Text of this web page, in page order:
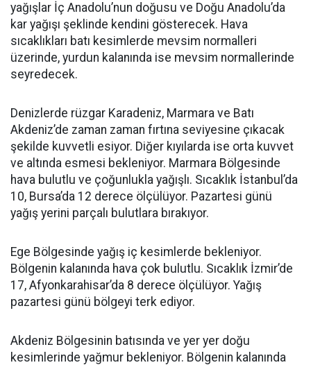
yağışlar İç Anadolu’nun doğusu ve Doğu Anadolu’da
kar yağışı şeklinde kendini gösterecek. Hava
sıcaklıkları batı kesimlerde mevsim normalleri
üzerinde, yurdun kalanında ise mevsim normallerinde
seyredecek.
Denizlerde rüzgar Karadeniz, Marmara ve Batı
Akdeniz’de zaman zaman fırtına seviyesine çıkacak
şekilde kuvvetli esiyor. Diğer kıyılarda ise orta kuvvet
ve altında esmesi bekleniyor. Marmara Bölgesinde
hava bulutlu ve çoğunlukla yağışlı. Sıcaklık İstanbul’da
10, Bursa’da 12 derece ölçülüyor. Pazartesi günü
yağış yerini parçalı bulutlara bırakıyor.
Ege Bölgesinde yağış iç kesimlerde bekleniyor.
Bölgenin kalanında hava çok bulutlu. Sıcaklık İzmir’de
17, Afyonkarahisar’da 8 derece ölçülüyor. Yağış
pazartesi günü bölgeyi terk ediyor.
Akdeniz Bölgesinin batısında ve yer yer doğu
kesimlerinde yağmur bekleniyor. Bölgenin kalanında